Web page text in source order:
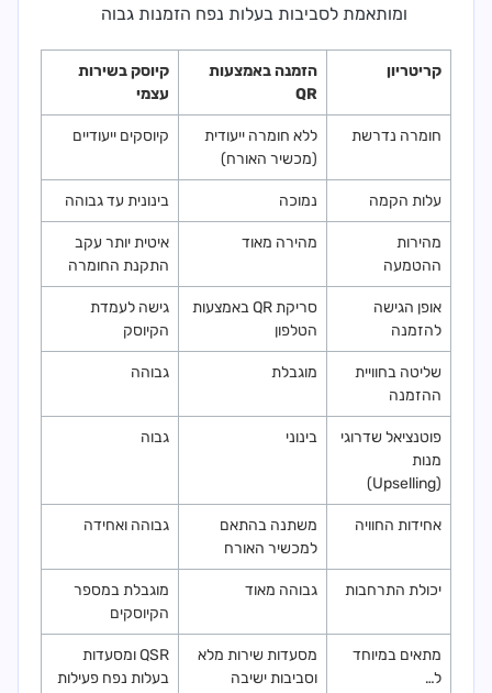
ומותאמת לסביבות בעלות נפח הזמנות גבוה
קריטריון
הזמנה באמצעות
QR
קיוסק בשירות
עצמי
חומרה נדרשת
ללא חומרה ייעודית
(מכשיר האורח)
קיוסקים ייעודיים
עלות הקמה נמוכה בינונית עד גבוהה
מהירות
ההטמעה
מהירה מאוד
איטית יותר עקב
התקנת החומרה
אופן הגישה
להזמנה
סריקת QR באמצעות
הטלפון
גישה לעמדת
הקיוסק
שליטה בחוויית
ההזמנה
מוגבלת גבוהה
פוטנציאל שדרוגי
מנות
(Upselling)
בינוני גבוה
אחידות החוויה
משתנה בהתאם
למכשיר האורח
גבוהה ואחידה
יכולת התרחבות גבוהה מאוד
מוגבלת במספר
הקיוסקים
מתאים במיוחד
ל…
מסעדות שירות מלא
וסביבות ישיבה
QSR ומסעדות
בעלות נפח פעילות